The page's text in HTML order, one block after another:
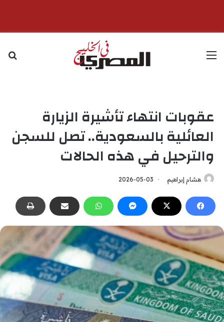
القائمة
عقوبات انتهاء تأشيرة الزيارة
العائلية بالسعودية.. تصل للسجن
والترحيل في هذه الحالات
هشام إبراهيم 2026-05-03